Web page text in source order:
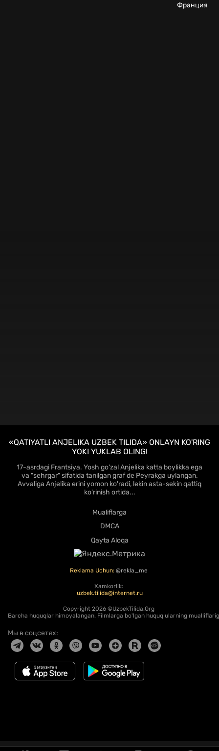
Франция
«QATIYATLI ANJELIKA UZBEK TILIDA» ONLAYN KO'RING
YOKI YUKLAB OLING!
17-asrdagi Frantsiya. Yosh go'zal Anjelika katta boylikka ega
va "sehrgar" sifatida tanilgan graf de Peyrakga uylangan.
Avvaliga Anjelika erini yomon ko'radi, lekin asta-sekin qattiq
ko'rinish ortida...
Mualiflarga
DMCA
Qayta Aloqa
Reklama Uchun: @rekla_me
Xamkorlik:
uzbek.tilida@internet.ru
Copyright 2026 ©UzbekTilida.Org
Barcha huquqlar himoyalangan. Filmlarga bo'lgan huquq ularning
Мы в соцсетях: